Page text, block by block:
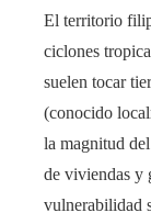
El territorio
ciclones
suelen tocar
(conocido
la magnitud
de viviendas y
vulnerabilidad